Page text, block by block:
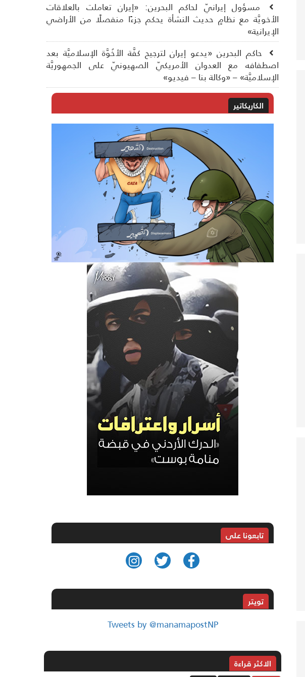
مسؤول إيرانيّ لحاكم البحرين: «إيران تعاملت بالعلاقات
الأخويَّة مع نظامٍ حديث النشأة يحكم جزءًا منفصلًا من الأراضي
الإيرانية»
حاكم البحرين «يدعو إيران لترجيح كفَّة الأخُوَّة الإسلاميَّة بعد
اصطفافه مع العدوان الأمريكيّ الصهيونيّ على الجمهوريَّة
الإسلاميَّة» – «وكالة بنا – فيديو»
الكاريكاتير
تابعونا على
تويتر
Tweets by @manamapostNP
الاکثر قراءة